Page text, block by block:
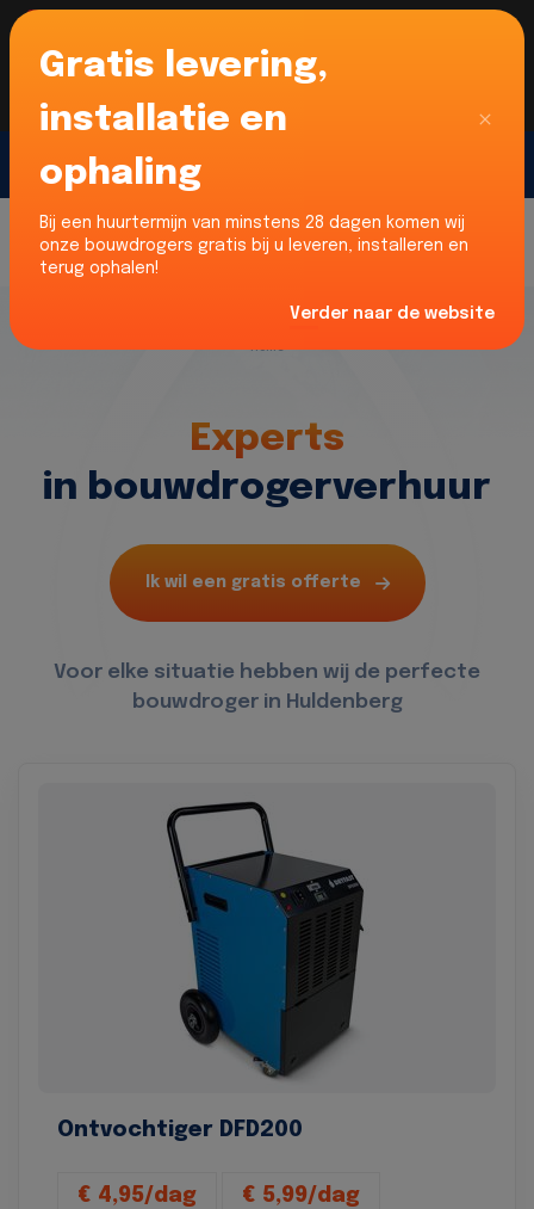
Voor onze Nederlandse klanten... Wij zijn maar
liefst 52% goedkoper dan verhuurders uit NL -
limburg en Noord-Brabant!
Home
Experts
in bouwdrogerverhuur
Ik wil een gratis offerte
Voor elke situatie hebben wij de perfecte
bouwdroger in Huldenberg
Ontvochtiger DFD200
€ 4,95/dag € 5,99/dag
Gratis levering,
installatie en
ophaling
Bij een huurtermijn van minstens 28 dagen komen wij
onze bouwdrogers gratis bij u leveren, installeren en
terug ophalen!
Verder naar de website